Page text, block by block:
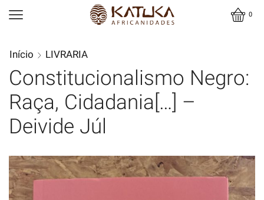
0
Início LIVRARIA
Constitucionalismo Negro:
Raça, Cidadania[…] –
Deivide Júl